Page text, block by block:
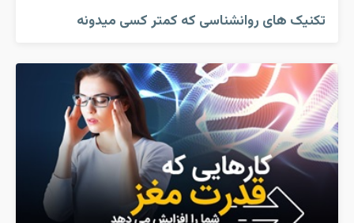
تکنیک های روانشناسی که کمتر کسی میدونه